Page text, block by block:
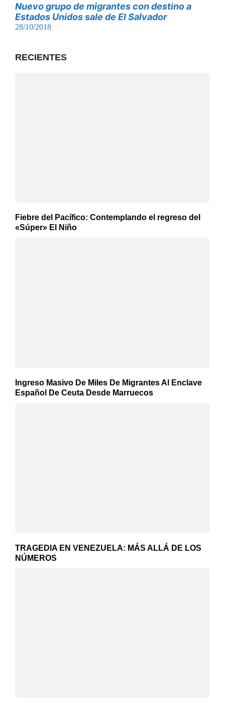
Nuevo grupo de migrantes con destino a
Estados Unidos sale de El Salvador
28/10/2018
RECIENTES
Fiebre del Pacífico: Contemplando el regreso del
«Súper» El Niño
Ingreso Masivo De Miles De Migrantes Al Enclave
Español De Ceuta Desde Marruecos
TRAGEDIA EN VENEZUELA: MÁS ALLÁ DE LOS
NÚMEROS